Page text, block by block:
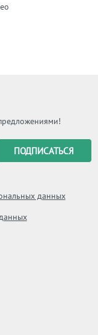
данных